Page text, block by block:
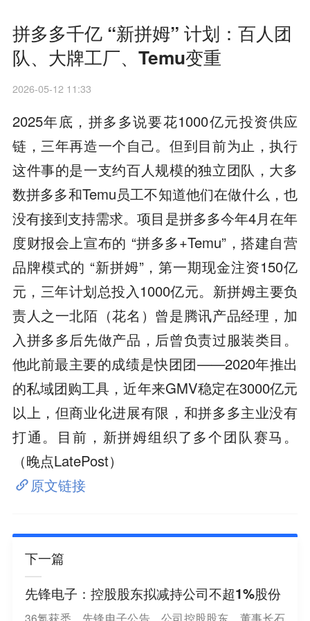
拼多多千亿 “新拼姆” 计划：百人团
队、大牌工厂、Temu变重
2026-05-12 11:33
2025年底，拼多多说要花1000亿元投资供应
链，三年再造一个自己。但到目前为止，执行
这件事的是一支约百人规模的独立团队，大多
数拼多多和Temu员工不知道他们在做什么，也
没有接到支持需求。项目是拼多多今年4月在年
度财报会上宣布的 “拼多多+Temu”，搭建自营
品牌模式的 “新拼姆”，第一期现金注资150亿
元，三年计划总投入1000亿元。新拼姆主要负
责人之一北陌（花名）曾是腾讯产品经理，加
入拼多多后先做产品，后曾负责过服装类目。
他此前最主要的成绩是快团团——2020年推出
的私域团购工具，近年来GMV稳定在3000亿元
以上，但商业化进展有限，和拼多多主业没有
打通。目前，新拼姆组织了多个团队赛马。
（晚点LatePost）
原文链接
下一篇
先锋电子：控股股东拟减持公司不超1%股份
36氪获悉，先锋电子公告，公司控股股东、董事长石